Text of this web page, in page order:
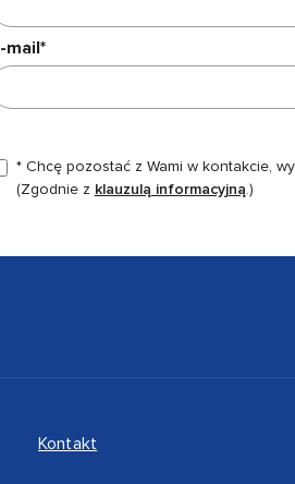
mail*
* Chcę pozostać z Wami w kontakcie,
(Zgodnie z klauzulą informacyjną.)
Kontakt